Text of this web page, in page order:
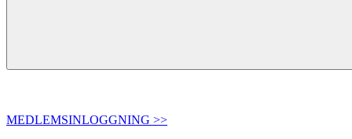
MEDLEMSINLOGGNING >>